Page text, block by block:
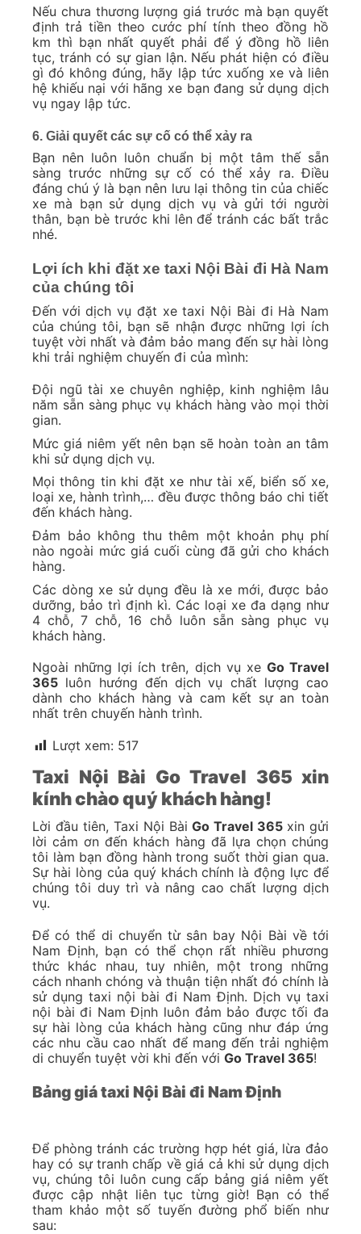
Nếu chưa thương lượng giá trước mà bạn quyết
định trả tiền theo cước phí tính theo đồng hồ
km thì bạn nhất quyết phải để ý đồng hồ liên
tục, tránh có sự gian lận. Nếu phát hiện có điều
gì đó không đúng, hãy lập tức xuống xe và liên
hệ khiếu nại với hãng xe bạn đang sử dụng dịch
vụ ngay lập tức.
6. Giải quyết các sự cố có thể xảy ra
Bạn nên luôn luôn chuẩn bị một tâm thế sẵn
sàng trước những sự cố có thể xảy ra. Điều
đáng chú ý là bạn nên lưu lại thông tin của chiếc
xe mà bạn sử dụng dịch vụ và gửi tới người
thân, bạn bè trước khi lên để tránh các bất trắc
nhé.
Lợi ích khi đặt xe taxi Nội Bài đi Hà Nam
của chúng tôi
Đến với dịch vụ đặt xe taxi Nội Bài đi Hà Nam
của chúng tôi, bạn sẽ nhận được những lợi ích
tuyệt vời nhất và đảm bảo mang đến sự hài lòng
khi trải nghiệm chuyến đi của mình:
Đội ngũ tài xe chuyên nghiệp, kinh nghiệm lâu
năm sẵn sàng phục vụ khách hàng vào mọi thời
gian.
Mức giá niêm yết nên bạn sẽ hoàn toàn an tâm
khi sử dụng dịch vụ.
Mọi thông tin khi đặt xe như tài xế, biển số xe,
loại xe, hành trình,… đều được thông báo chi tiết
đến khách hàng.
Đảm bảo không thu thêm một khoản phụ phí
nào ngoài mức giá cuối cùng đã gửi cho khách
hàng.
Các dòng xe sử dụng đều là xe mới, được bảo
dưỡng, bảo trì định kì. Các loại xe đa dạng như
4 chỗ, 7 chỗ, 16 chỗ luôn sẵn sàng phục vụ
khách hàng.
Ngoài những lợi ích trên, dịch vụ xe Go Travel
365 luôn hướng đến dịch vụ chất lượng cao
dành cho khách hàng và cam kết sự an toàn
nhất trên chuyến hành trình.
Lượt xem: 517
Taxi Nội Bài Go Travel 365 xin
kính chào quý khách hàng!
Lời đầu tiên, Taxi Nội BàiGo Travel 365 xin gửi
lời cảm ơn đến khách hàng đã lựa chọn chúng
tôi làm bạn đồng hành trong suốt thời gian qua.
Sự hài lòng của quý khách chính là động lực để
chúng tôi duy trì và nâng cao chất lượng dịch
vụ.
Để có thể di chuyển từ sân bay Nội Bài về tới
Nam Định, bạn có thể chọn rất nhiều phương
thức khác nhau, tuy nhiên, một trong những
cách nhanh chóng và thuận tiện nhất đó chính là
sử dụng taxi nội bài đi Nam Định. Dịch vụ taxi
nội bài đi Nam Định luôn đảm bảo được tối đa
sự hài lòng của khách hàng cũng như đáp ứng
các nhu cầu cao nhất để mang đến trải nghiệm
di chuyển tuyệt vời khi đến với Go Travel 365!
Bảng giá taxi Nội Bài đi Nam Định
Để phòng tránh các trường hợp hét giá, lừa đảo
hay có sự tranh chấp về giá cả khi sử dụng dịch
vụ, chúng tôi luôn cung cấp bảng giá niêm yết
được cập nhật liên tục từng giờ! Bạn có thể
tham khảo một số tuyến đường phổ biến như
sau: